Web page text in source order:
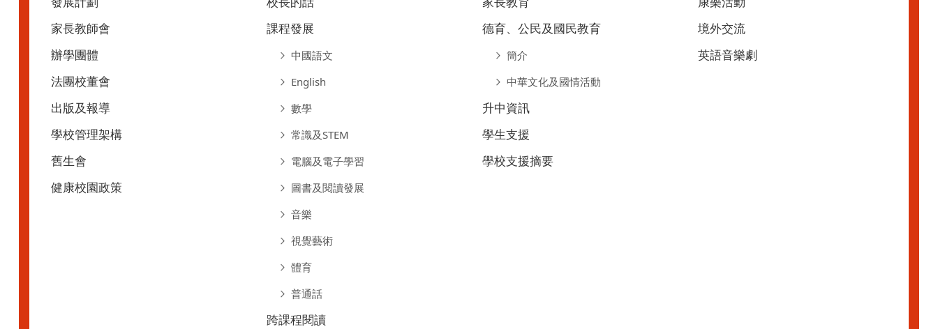
家長教師會
辦學團體
法團校董會
出版及報導
學校管理架構
舊生會
健康校園政策
課程發展
中國語文
English
數學
常識及STEM
電腦及電子學習
圖書及閱讀發展
音樂
視覺藝術
體育
普通話
跨課程閱讀
德育、公民及國民教育
簡介
中華文化及國情活動
升中資訊
學生支援
學校支援摘要
境外交流
英語音樂劇